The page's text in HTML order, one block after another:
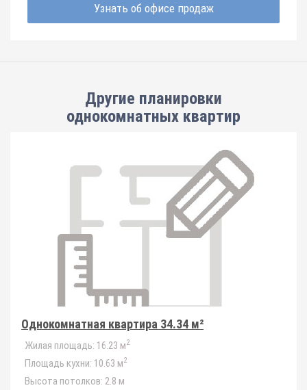
Узнать об офисе продаж
Другие планировки
однокомнатных квартир
Однокомнатная квартира 34.34 м²
Жилая площадь: 16.23 м2
Площадь кухни: 10.63 м2
Высота потолков: 2.8 м